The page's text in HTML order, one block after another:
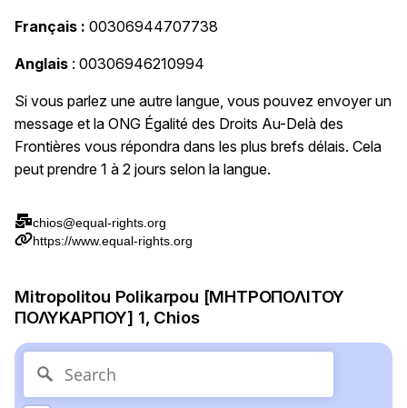
Français : 00306944707738
Anglais : 00306946210994
Si vous parlez une autre langue, vous pouvez envoyer un
message et la ONG Égalité des Droits Au-Delà des
Frontières vous répondra dans les plus brefs délais. Cela
peut prendre 1 à 2 jours selon la langue.
chios@equal-rights.org
https://www.equal-rights.org
Mitropolitou Polikarpou [ΜΗΤΡΟΠΟΛΙΤΟΥ
ΠΟΛΥΚΑΡΠΟΥ] 1, Chios